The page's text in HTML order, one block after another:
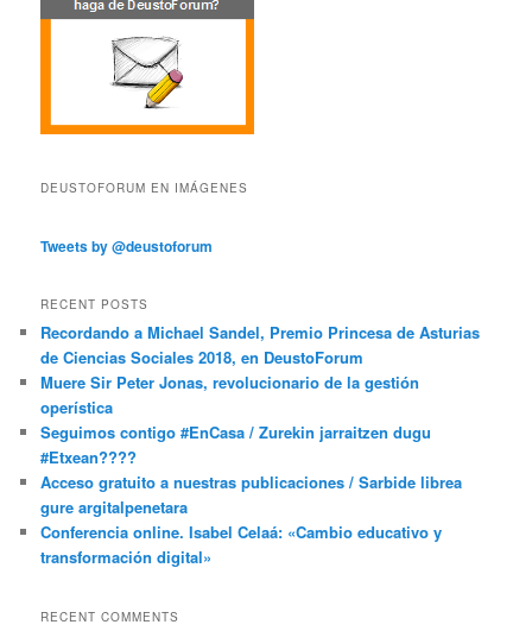
DEUSTOFORUM EN IMÁGENES
Tweets by @deustoforum
RECENT POSTS
Recordando a Michael Sandel, Premio Princesa de Asturias
de Ciencias Sociales 2018, en DeustoForum
Muere Sir Peter Jonas, revolucionario de la gestión
operística
Seguimos contigo #EnCasa / Zurekin jarraitzen dugu
#Etxean????
Acceso gratuito a nuestras publicaciones / Sarbide librea
gure argitalpenetara
Conferencia online. Isabel Celaá: «Cambio educativo y
transformación digital»
RECENT COMMENTS